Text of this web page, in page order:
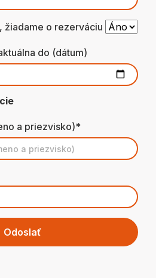
žiadame o rezerváciu
do (dátum)
a priezvisko)*